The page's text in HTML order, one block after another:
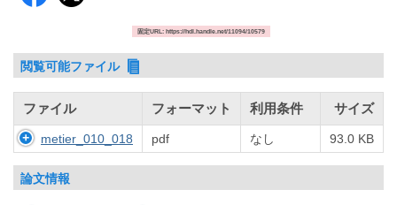
固定URL: https://hdl.handle.net/11094/10579
閲覧可能ファイル
ファイル フォーマット 利用条件 サイズ
metier_010_018 pdf なし 93.0 KB
論文情報